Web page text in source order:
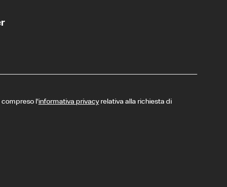
l’informativa privacyrelativa alla richiesta di